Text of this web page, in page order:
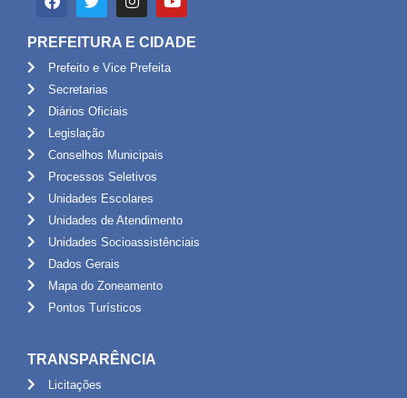
PREFEITURA E CIDADE
Prefeito e Vice Prefeita
Secretarias
Diários Oficiais
Legislação
Conselhos Municipais
Processos Seletivos
Unidades Escolares
Unidades de Atendimento
Unidades Socioassistênciais
Dados Gerais
Mapa do Zoneamento
Pontos Turísticos
TRANSPARÊNCIA
Licitações